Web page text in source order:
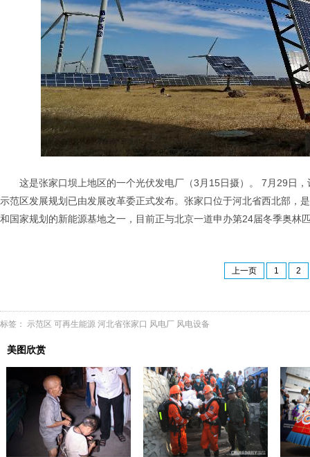
这是张家口坝上地区的一个光伏发电厂（3月15日摄）。 7月29日
示范区发展规划已由发展改革委正式发布。张家口位于河北省西北部，
和国家规划的新能源基地之一，目前正与北京一道申办第24届冬季奥林
上一页 1 2
标签： 示范区 可再生能源 河北省张家口 风电厂 风电设备
美图欣赏